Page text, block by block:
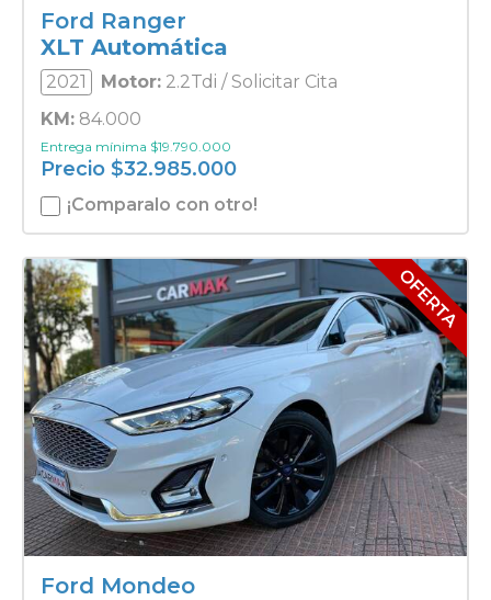
Ford Ranger
XLT Automática
2021 Motor: 2.2Tdi / Solicitar Cita
KM: 84.000
Entrega mínima $19.790.000
Precio $32.985.000
¡Comparalo con otro!
Ford Mondeo